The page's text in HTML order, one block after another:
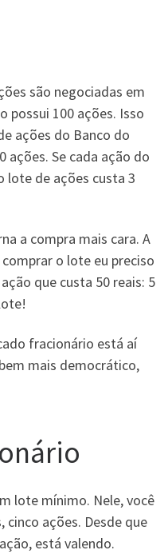
são negociadas em
possui 100 ações. Isso
ações do Banco do
ações. Se cada ação do
lote de ações custa 3
a compra mais cara. A
o lote eu preciso
que custa 50 reais: 5
fracionário está aí
mais democrático,
lote mínimo. Nele, você
cinco ações. Desde que
está valendo.